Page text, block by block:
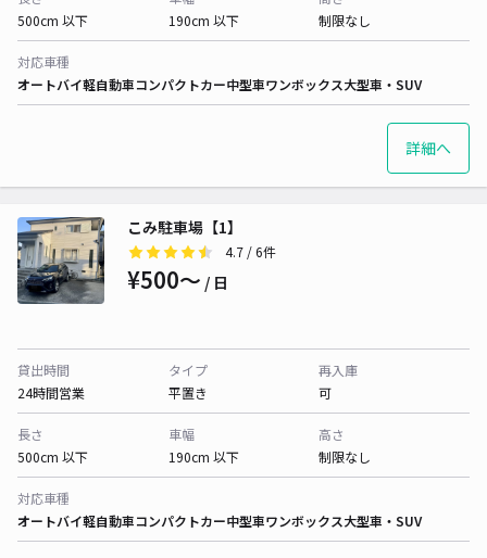
500cm 以下
190cm 以下
制限なし
対応車種
オートバイ軽自動車コンパクトカー中型車ワンボックス大型車・SUV
詳細へ
こみ駐車場【1】
4.7 / 6件
¥500〜 / 日
貸出時間
24時間営業
タイプ
平置き
再入庫
可
長さ
500cm 以下
車幅
190cm 以下
高さ
制限なし
対応車種
オートバイ軽自動車コンパクトカー中型車ワンボックス大型車・SUV